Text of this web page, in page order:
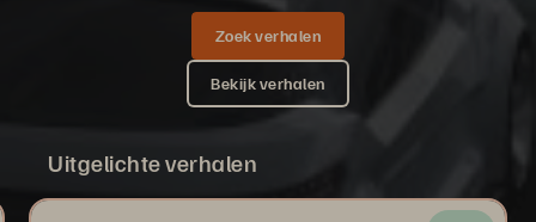
Zoek verhalen
Bekijk verhalen
Uitgelichte verhalen